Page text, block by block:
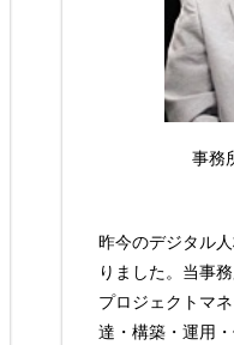
事務
昨今のデジタル
りました。当事
プロジェクトマ
達・構築・運用